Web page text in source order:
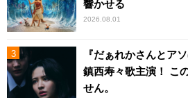
響かせる
2026.08.01
『だぁれかさんとア
鎮西寿々歌主演！ こ
せん。